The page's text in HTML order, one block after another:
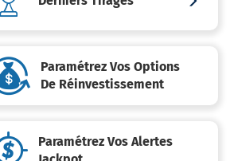
Paramétrez Vos Options
De Réinvestissement
Paramétrez Vos Alertes